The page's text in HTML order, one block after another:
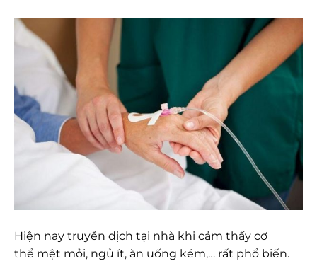
Hiện nay truyền dịch tại nhà khi cảm thấy cơ
thể mệt mỏi, ngủ ít, ăn uống kém,… rất phổ biến.